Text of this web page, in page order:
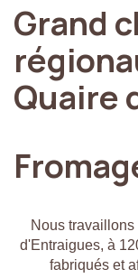
Grand
Quaire
Nous
d'Entraigues, à
fabriqués et